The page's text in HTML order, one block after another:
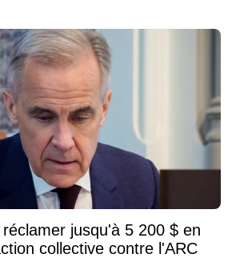
jusqu'à 5 200 $ en
collective contre l'ARC